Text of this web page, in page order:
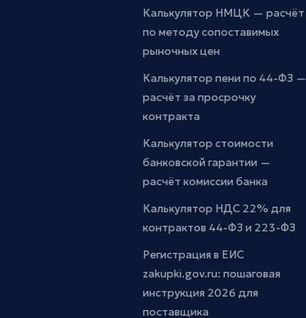
Калькулятор НМЦК — расчёт
по методу сопоставимых
рыночных цен
Калькулятор пени по 44-ФЗ —
расчёт за просрочку
контракта
Калькулятор стоимости
банковской гарантии —
расчёт комиссии банка
Калькулятор НДС 22% для
контрактов 44-ФЗ и 223-ФЗ
Регистрация в ЕИС
zakupki.gov.ru: пошаговая
инструкция 2026 для
поставщика